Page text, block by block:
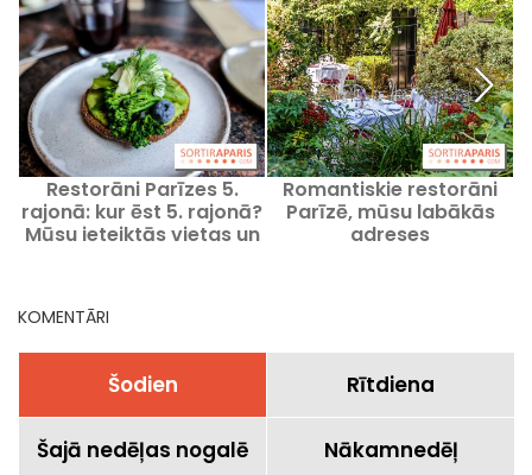
Restorāni Parīzes 5.
rajonā: kur ēst 5. rajonā?
Mūsu ieteiktās vietas un
Romantiskie restorāni
Parīzē, mūsu labākās
adreses
KOMENTĀRI
Šodien Rītdiena
Šajā nedēļas nogalē Nākamnedēļ